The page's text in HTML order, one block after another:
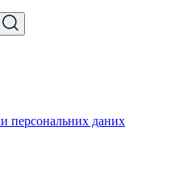
персональних даних